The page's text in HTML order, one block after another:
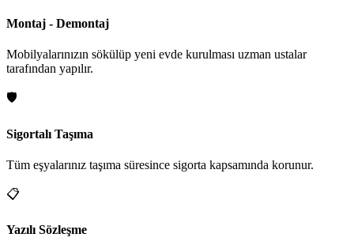
Montaj - Demontaj
Mobilyalarınızın sökülüp yeni evde kurulması uzman ustalar
tarafından yapılır.
🛡️
Sigortalı Taşıma
Tüm eşyalarınız taşıma süresince sigorta kapsamında korunur.
📋
Yazılı Sözleşme